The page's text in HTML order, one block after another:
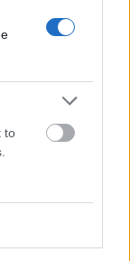
to
4.000
μετάλλαξη